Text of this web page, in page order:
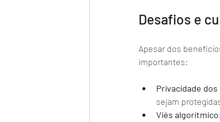
Desafios e
Apesar dos
importantes:
Privacidade dos
sejam
Viés algorítmico